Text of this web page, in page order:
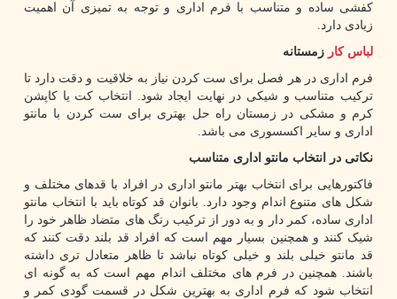
کفشی ساده و متناسب با فرم اداری و توجه به تمیزی آن اهمیت
زیادی دارد.
لباس کار زمستانه
فرم اداری در هر فصل برای ست کردن نیاز به خلاقیت و دقت دارد تا
ترکیب متناسب و شیکی در نهایت ایجاد شود. انتخاب کت یا کاپشن
کرم و مشکی در زمستان راه حل بهتری برای ست کردن با مانتو
اداری و سایر اکسسوری می باشد.
نکاتی در انتخاب مانتو اداری متناسب
فاکتورهایی برای انتخاب بهتر مانتو اداری در افراد با قدهای مختلف و
شکل های متنوع اندام وجود دارد. بانوان قد کوتاه باید با انتخاب مانتو
اداری ساده، کمر دار و به دور از ترکیب رنگ های متضاد ظاهر خود را
شیک کنند و همچنین بسیار مهم است که افراد قد بلند دقت کنند که
قد مانتو خیلی بلند و خیلی کوتاه نباشد تا ظاهر متعادل تری داشته
باشند. همچنین در فرم های مختلف اندام مهم است که به گونه ای
انتخاب شود که فرم اداری به بهترین شکل در قسمت گودی کمر و